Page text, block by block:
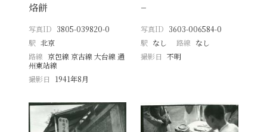
烙餅
写真ID 3805-039820-0
駅 北京
路線 京包線 京古線 大台線 通
州東站線
撮影日
1941年8月
−
写真ID 3603-006584-0
駅 なし 路線 なし
撮影日 不明